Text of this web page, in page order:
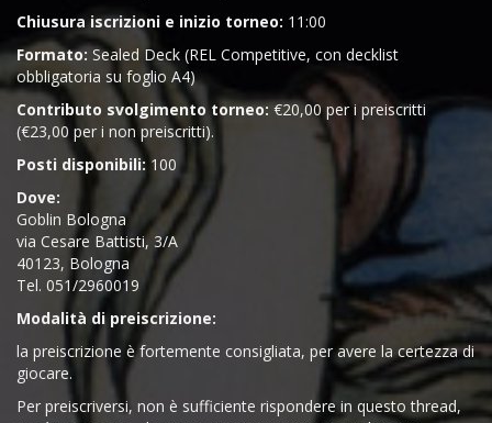
Chiusura iscrizioni e inizio torneo: 11:00
Formato: Sealed Deck (REL Competitive, con decklist
obbligatoria su foglio A4)
Contributo svolgimento torneo: €20,00 per i preiscritti
(€23,00 per i non preiscritti).
Posti disponibili: 100
Dove:
Goblin Bologna
via Cesare Battisti, 3/A
40123, Bologna
Tel. 051/2960019
Modalità di preiscrizione:
la preiscrizione è fortemente consigliata, per avere la certezza di
giocare.
Per preiscriversi, non è sufficiente rispondere in questo thread,